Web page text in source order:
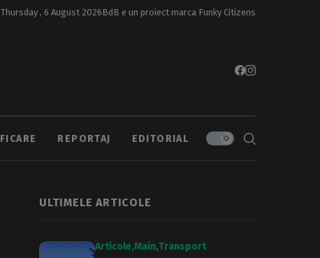
Thursday , 6 August 2026BdB e un proiect marca Funky Citizens
REPORTAJ EDITORIAL
ULTIMELE ARTICOLE
Articole Main Transport